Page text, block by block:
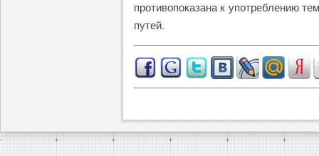
противопоказана к употреблению
путей.